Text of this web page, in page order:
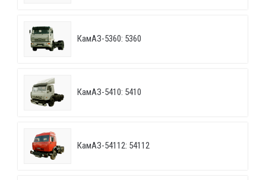
КамАЗ-5360: 5360
КамАЗ-5410: 5410
КамАЗ-54112: 54112